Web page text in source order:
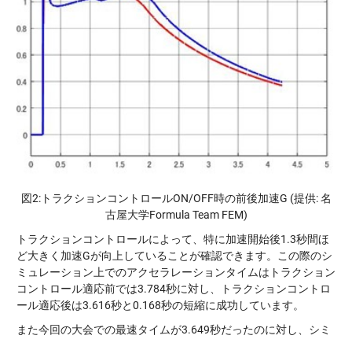
図2:トラクションコントロールON/OFF時の前後加速G (提供: 名
古屋大学Formula Team FEM)
トラクションコントロールによって、特に加速開始後1.3秒間ほ
ど大きく加速Gが向上していることが確認できます。この際のシ
ミュレーション上でのアクセラレーションタイムはトラクション
コントロール適応前では3.784秒に対し、トラクションコントロ
ール適応後は3.616秒と0.168秒の短縮に成功しています。
また今回の大会での最速タイムが3.649秒だったのに対し、シミ